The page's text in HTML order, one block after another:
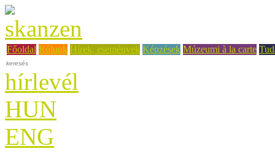
Főoldal Rólunk Hírek, események Képzések Múzeumi à la carte
hírlevél
HUN
ENG